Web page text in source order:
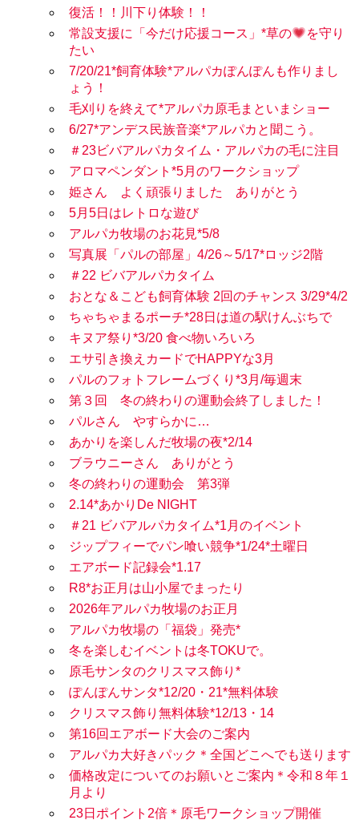
復活！！川下り体験！！
常設支援に「今だけ応援コース」*草の
を守り
たい
7/20/21*飼育体験*アルパカぽんぽんも作りまし
ょう！
毛刈りを終えて*アルパカ原毛まといまショー
6/27*アンデス民族音楽*アルパカと聞こう。
＃23ビバアルパカタイム・アルパカの毛に注目
アロマペンダント*5月のワークショップ
姫さん よく頑張りました ありがとう
5月5日はレトロな遊び
アルパカ牧場のお花見*5/8
写真展「パルの部屋」4/26～5/17*ロッジ2階
＃22 ビバアルパカタイム
おとな＆こども飼育体験 2回のチャンス 3/29*4/2
ちゃちゃまるポーチ*28日は道の駅けんぶちで
キヌア祭り*3/20 食べ物いろいろ
エサ引き換えカードでHAPPYな3月
パルのフォトフレームづくり*3月/毎週末
第３回 冬の終わりの運動会終了しました！
パルさん やすらかに…
あかりを楽しんだ牧場の夜*2/14
ブラウニーさん ありがとう
冬の終わりの運動会 第3弾
2.14*あかりDe NIGHT
＃21 ビバアルパカタイム*1月のイベント
ジップフィーでパン喰い競争*1/24*土曜日
エアボード記録会*1.17
R8*お正月は山小屋でまったり
2026年アルパカ牧場のお正月
アルパカ牧場の「福袋」発売*
冬を楽しむイベントは冬TOKUで。
原毛サンタのクリスマス飾り*
ぽんぽんサンタ*12/20・21*無料体験
クリスマス飾り無料体験*12/13・14
第16回エアボード大会のご案内
アルパカ大好きパック＊全国どこへでも送ります
価格改定についてのお願いとご案内＊令和８年１
月より
23日ポイント2倍＊原毛ワークショップ開催